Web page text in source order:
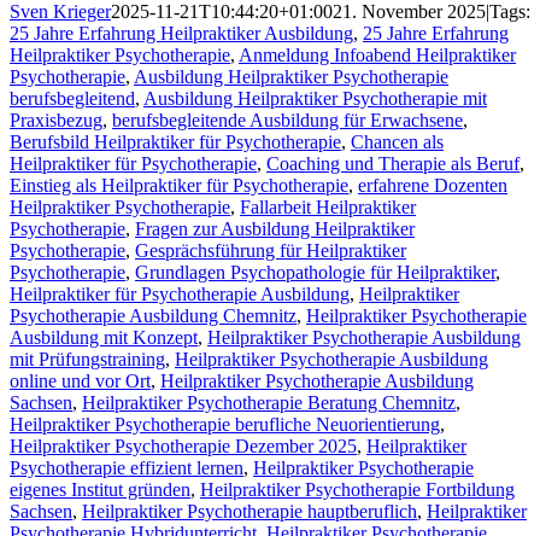
Sven Krieger2025-11-21T10:44:20+01:0021. November 2025|Tags:
25 Jahre Erfahrung Heilpraktiker Ausbildung, 25 Jahre Erfahrung
Heilpraktiker Psychotherapie, Anmeldung Infoabend Heilpraktiker
Psychotherapie, Ausbildung Heilpraktiker Psychotherapie
berufsbegleitend, Ausbildung Heilpraktiker Psychotherapie mit
Praxisbezug, berufsbegleitende Ausbildung für Erwachsene,
Berufsbild Heilpraktiker für Psychotherapie, Chancen als
Heilpraktiker für Psychotherapie, Coaching und Therapie als Beruf,
Einstieg als Heilpraktiker für Psychotherapie, erfahrene Dozenten
Heilpraktiker Psychotherapie, Fallarbeit Heilpraktiker
Psychotherapie, Fragen zur Ausbildung Heilpraktiker
Psychotherapie, Gesprächsführung für Heilpraktiker
Psychotherapie, Grundlagen Psychopathologie für Heilpraktiker,
Heilpraktiker für Psychotherapie Ausbildung, Heilpraktiker
Psychotherapie Ausbildung Chemnitz, Heilpraktiker Psychotherapie
Ausbildung mit Konzept, Heilpraktiker Psychotherapie Ausbildung
mit Prüfungstraining, Heilpraktiker Psychotherapie Ausbildung
online und vor Ort, Heilpraktiker Psychotherapie Ausbildung
Sachsen, Heilpraktiker Psychotherapie Beratung Chemnitz,
Heilpraktiker Psychotherapie berufliche Neuorientierung,
Heilpraktiker Psychotherapie Dezember 2025, Heilpraktiker
Psychotherapie effizient lernen, Heilpraktiker Psychotherapie
eigenes Institut gründen, Heilpraktiker Psychotherapie Fortbildung
Sachsen, Heilpraktiker Psychotherapie hauptberuflich, Heilpraktiker